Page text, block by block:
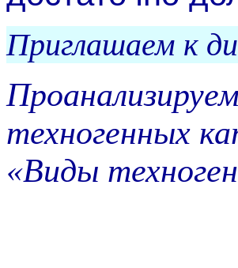
Приглашаем к
техногенных
«Виды